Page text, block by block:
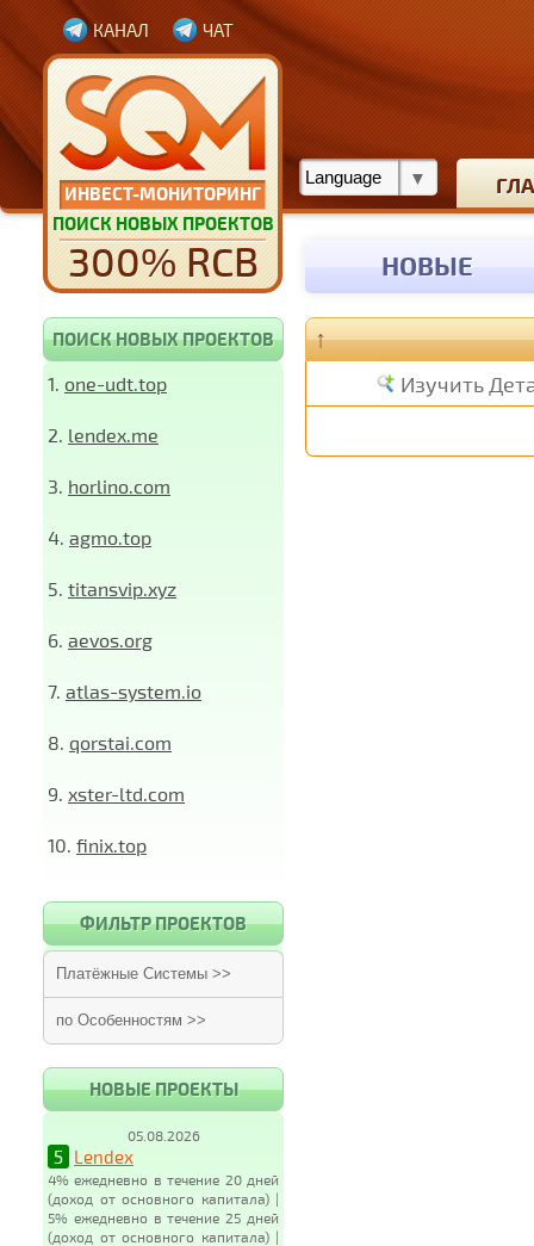
ИНВЕСТ-МОНИТОРИНГ
ПОИСК НОВЫХ ПРОЕКТОВ
300% RCB
КАНАЛ ЧАТ
НОВЫЕ
ПОИСК НОВЫХ ПРОЕКТОВ
1. one-udt.top
2. lendex.me
3. horlino.com
4. agmo.top
5. titansvip.xyz
6. aevos.org
7. atlas-system.io
8. qorstai.com
9. xster-ltd.com
10. finix.top
ФИЛЬТР ПРОЕКТОВ
Платёжные Системы >>
по Особенностям >>
НОВЫЕ ПРОЕКТЫ
05.08.2026
5 Lendex
4% ежедневно в течение 20 дней
(доход от основного капитала) |
5% ежедневно в течение 25 дней
(доход от основного капитала) |
↑
Изучить